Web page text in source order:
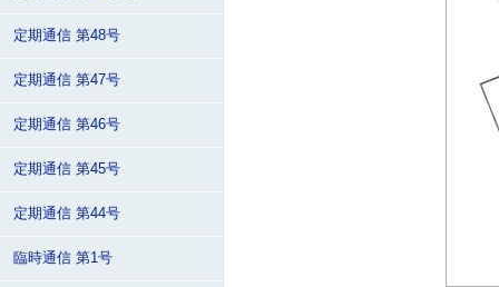
定期通信 第48号
定期通信 第47号
定期通信 第46号
定期通信 第45号
定期通信 第44号
臨時通信 第1号